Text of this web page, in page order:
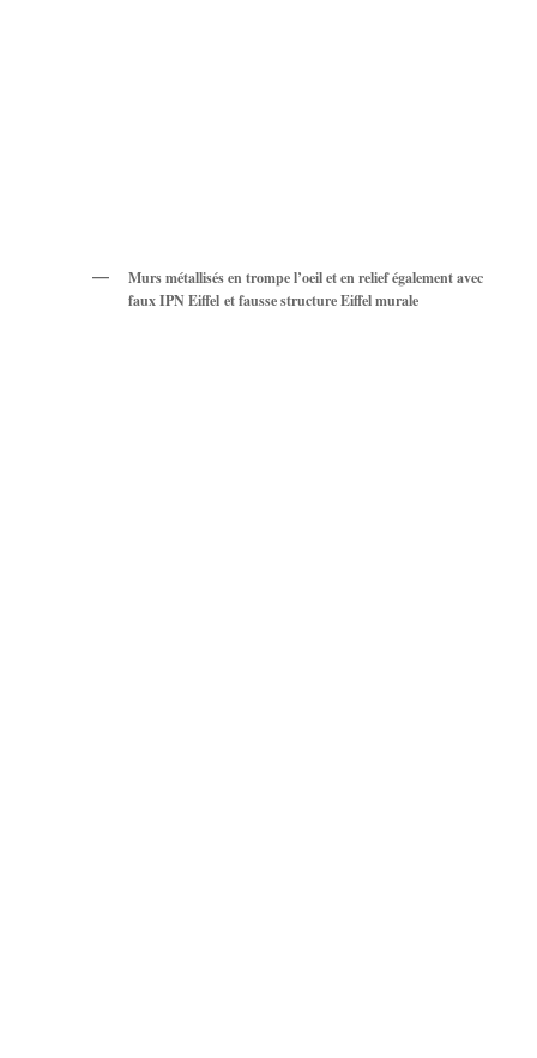
Murs métallisés en trompe l’oeil et en relief également avec
faux IPN Eiffel et fausse structure Eiffel murale